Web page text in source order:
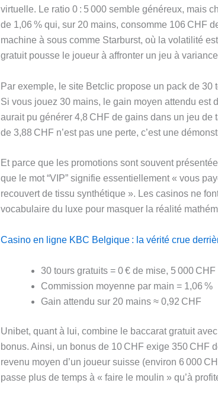
virtuelle. Le ratio 0 : 5 000 semble généreux, mais
de 1,06 % qui, sur 20 mains, consomme 106 CHF
machine à sous comme Starburst, où la volatilité
gratuit pousse le joueur à affronter un jeu à
Par exemple, le site Betclic propose un pack de 30
Si vous jouez 30 mains, le gain moyen attendu est
aurait pu générer 4,8 CHF de gains dans un jeu de
de 3,88 CHF n’est pas une perte, c’est une
Et parce que les promotions sont souvent
que le mot “VIP” signifie essentiellement « vous
recouvert de tissu synthétique ». Les casinos ne
vocabulaire du luxe pour masquer la réalité
Casino en ligne KBC Belgique : la vérité crue
30 tours gratuits = 0 € de mise, 5 000
Commission moyenne par main = 1,06 %
Gain attendu sur 20 mains ≈ 0,92 CHF
Unibet, quant à lui, combine le baccarat gratuit
bonus. Ainsi, un bonus de 10 CHF exige 350 CHF
revenu moyen d’un joueur suisse (environ 6 000
passe plus de temps à « faire le moulin » qu’à